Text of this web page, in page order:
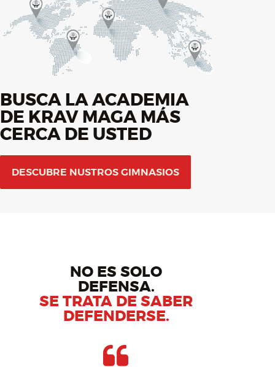
BUSCA LA ACADEMIA
DE KRAV MAGA MÁS
CERCA DE USTED
DESCUBRE NUSTROS GIMNASIOS
NO ES SOLO
DEFENSA.
SE TRATA DE SABER
DEFENDERSE.